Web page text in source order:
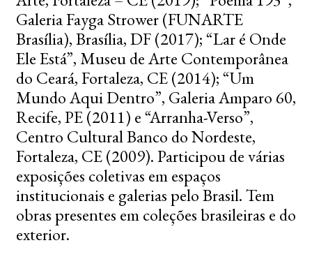
Galeria Fayga Strower (FUNARTE
Brasília), Brasília, DF (2017); “Lar é Onde
Ele Está”, Museu de Arte Contemporânea
do Ceará, Fortaleza, CE (2014); “Um
Mundo Aqui Dentro”, Galeria Amparo 60,
Recife, PE (2011) e “Arranha-Verso”,
Centro Cultural Banco do Nordeste,
Fortaleza, CE (2009). Participou de várias
exposições coletivas em espaços
institucionais e galerias pelo Brasil. Tem
obras presentes em coleções brasileiras e do
exterior.